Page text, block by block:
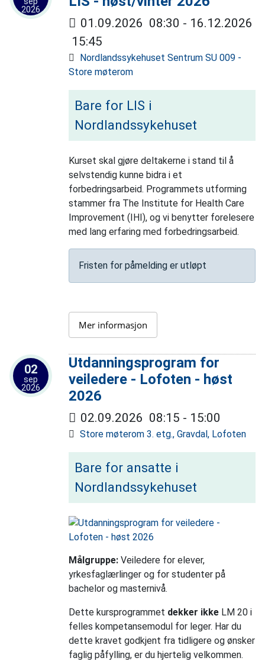
2026
01.09.2026 08:30 - 16.12.2026
15:45
Nordlandssykehuset Sentrum SU 009 -
Store møterom
Bare for LIS i
Nordlandssykehuset
Kurset skal gjøre deltakerne i stand til å
selvstendig kunne bidra i et
forbedringsarbeid. Programmets utforming
stammer fra The Institute for Health Care
Improvement (IHI), og vi benytter forelesere
med lang erfaring med forbedringsarbeid.
Fristen for påmelding er utløpt
Mer informasjon
02
sep
2026
Utdanningsprogram for
veiledere - Lofoten - høst
2026
02.09.2026 08:15 - 15:00
Store møterom 3. etg., Gravdal, Lofoten
Bare for ansatte i
Nordlandssykehuset
Målgruppe: Veiledere for elever,
yrkesfaglærlinger og for studenter på
bachelor og masternivå.
Dette kursprogrammet dekker ikke LM 20 i
felles kompetansemodul for leger. Har du
dette kravet godkjent fra tidligere og ønsker
faglig påfylling, er du hjertelig velkommen.